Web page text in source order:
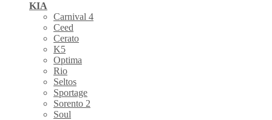
KIA
Carnival 4
Ceed
Cerato
K5
Optima
Rio
Seltos
Sportage
Sorento 2
Soul